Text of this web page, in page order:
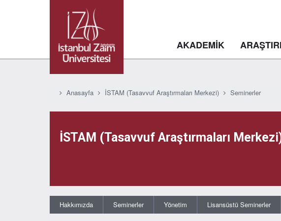
AKADEMİK
Anasayfa İSTAM (Tasavvuf Araştırmaları Merkezi) Seminerler
İSTAM (Tasavvuf Araştırmaları
Hakkımızda Seminerler Yönetim Lisansüstü Seminerler